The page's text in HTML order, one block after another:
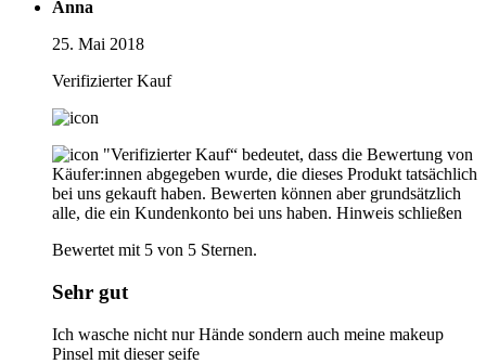
Anna
25. Mai 2018
Verifizierter Kauf
"Verifizierter Kauf“ bedeutet, dass die Bewertung von
Käufer:innen abgegeben wurde, die dieses Produkt tatsächlich
bei uns gekauft haben. Bewerten können aber grundsätzlich
alle, die ein Kundenkonto bei uns haben. Hinweis schließen
Bewertet mit 5 von 5 Sternen.
Sehr gut
Ich wasche nicht nur Hände sondern auch meine makeup
Pinsel mit dieser seife